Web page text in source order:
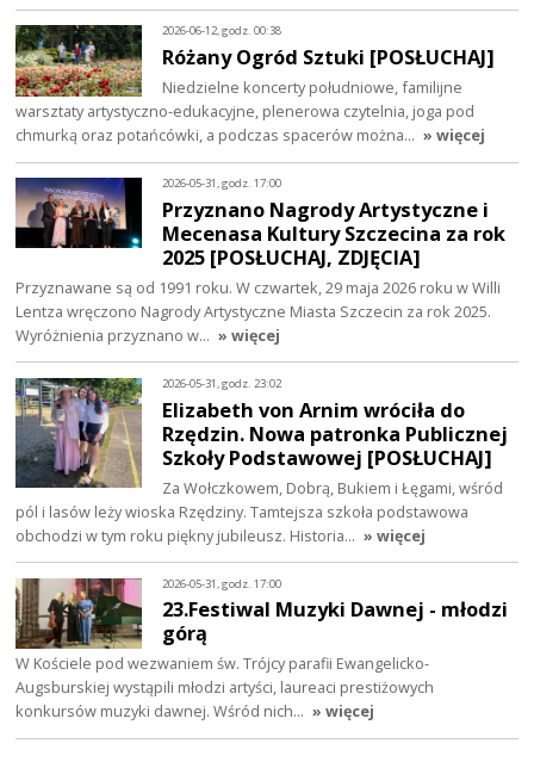
2026-06-12, godz. 00:38
Różany Ogród Sztuki [POSŁUCHAJ]
Niedzielne koncerty południowe, familijne
warsztaty artystyczno-edukacyjne, plenerowa czytelnia, joga pod
chmurką oraz potańcówki, a podczas spacerów można… » więcej
2026-05-31, godz. 17:00
Przyznano Nagrody Artystyczne i
Mecenasa Kultury Szczecina za rok
2025 [POSŁUCHAJ, ZDJĘCIA]
Przyznawane są od 1991 roku. W czwartek, 29 maja 2026 roku w Willi
Lentza wręczono Nagrody Artystyczne Miasta Szczecin za rok 2025.
Wyróżnienia przyznano w… » więcej
2026-05-31, godz. 23:02
Elizabeth von Arnim wróciła do
Rzędzin. Nowa patronka Publicznej
Szkoły Podstawowej [POSŁUCHAJ]
Za Wołczkowem, Dobrą, Bukiem i Łęgami, wśród
pól i lasów leży wioska Rzędziny. Tamtejsza szkoła podstawowa
obchodzi w tym roku piękny jubileusz. Historia… » więcej
2026-05-31, godz. 17:00
23.Festiwal Muzyki Dawnej - młodzi
górą
W Kościele pod wezwaniem św. Trójcy parafii Ewangelicko-
Augsburskiej wystąpili młodzi artyści, laureaci prestiżowych
konkursów muzyki dawnej. Wśród nich… » więcej